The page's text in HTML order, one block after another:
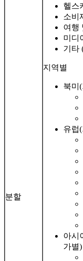
분할
헬스
소비
여행
미디
기타
지역별
북미
유럽
아시
가별)